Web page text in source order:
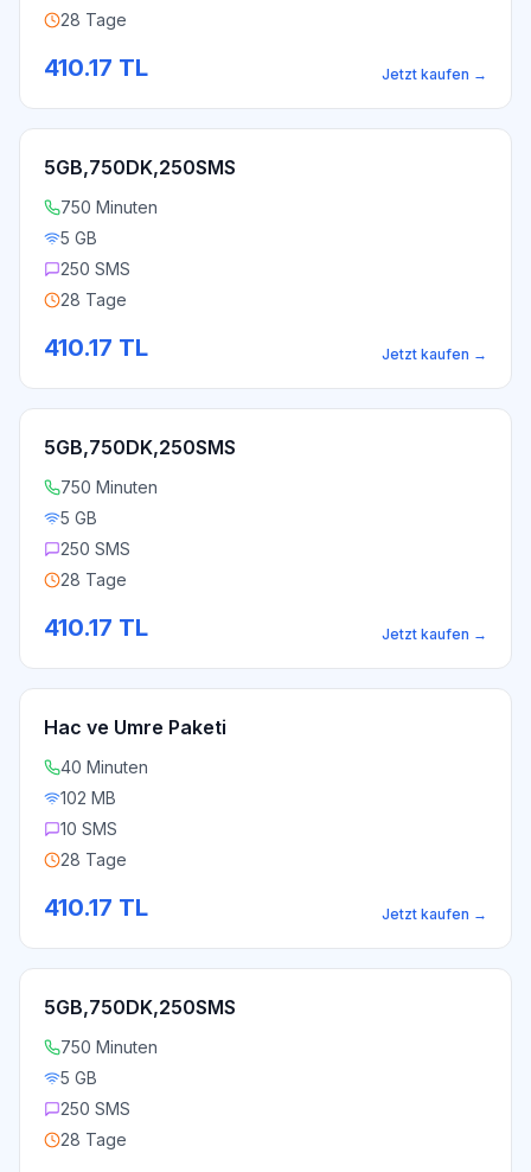
28 Tage
410.17 TL Jetzt kaufen →
5GB,750DK,250SMS
750 Minuten
5 GB
250 SMS
28 Tage
410.17 TL Jetzt kaufen →
5GB,750DK,250SMS
750 Minuten
5 GB
250 SMS
28 Tage
410.17 TL Jetzt kaufen →
Hac ve Umre Paketi
40 Minuten
102 MB
10 SMS
28 Tage
410.17 TL Jetzt kaufen →
5GB,750DK,250SMS
750 Minuten
5 GB
250 SMS
28 Tage